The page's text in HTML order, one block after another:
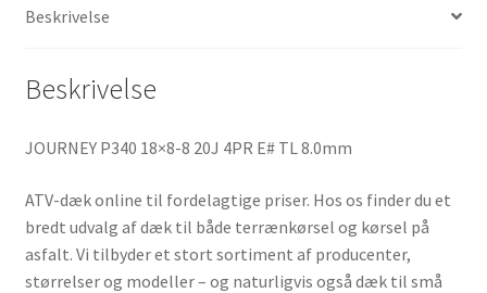
o
k
r
p
p
Beskrivelse
Beskrivelse
JOURNEY P340 18×8-8 20J 4PR E# TL 8.0mm
ATV-dæk online til fordelagtige priser. Hos os finder du et
bredt udvalg af dæk til både terrænkørsel og kørsel på
asfalt. Vi tilbyder et stort sortiment af producenter,
størrelser og modeller – og naturligvis også dæk til små